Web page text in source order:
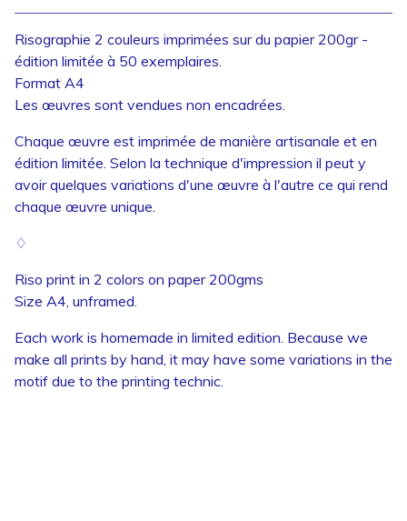
View cart
Risographie 2 couleurs imprimées sur du papier 200gr -
édition limitée à 50 exemplaires.
Format A4
Les œuvres sont vendues non encadrées.
Chaque œuvre est imprimée de manière artisanale et en
édition limitée. Selon la technique d'impression il peut y
avoir quelques variations d'une œuvre à l'autre ce qui rend
chaque œuvre unique.
♢
Riso print in 2 colors on paper 200gms
Size A4, unframed.
Each work is homemade in limited edition. Because we
make all prints by hand, it may have some variations in the
motif due to the printing technic.